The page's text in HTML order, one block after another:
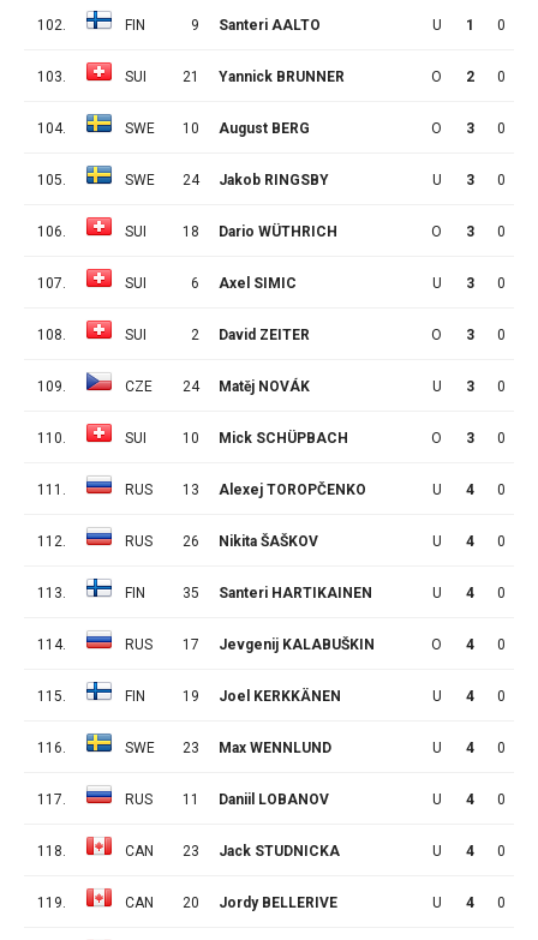
102. FIN 9 Santeri AALTO U 1 0
103. SUI 21 Yannick BRUNNER O 2 0
104. SWE 10 August BERG O 3 0
105. SWE 24 Jakob RINGSBY U 3 0
106. SUI 18 Dario WÜTHRICH O 3 0
107. SUI 6 Axel SIMIC U 3 0
108. SUI 2 David ZEITER O 3 0
109. CZE 24 Matěj NOVÁK U 3 0
110. SUI 10 Mick SCHÜPBACH O 3 0
111. RUS 13 Alexej TOROPČENKO U 4 0
112. RUS 26 Nikita ŠAŠKOV U 4 0
113. FIN 35 Santeri HARTIKAINEN U 4 0
114. RUS 17 Jevgenij KALABUŠKIN O 4 0
115. FIN 19 Joel KERKKÄNEN U 4 0
116. SWE 23 Max WENNLUND U 4 0
117. RUS 11 Daniil LOBANOV U 4 0
118. CAN 23 Jack STUDNICKA U 4 0
119. CAN 20 Jordy BELLERIVE U 4 0